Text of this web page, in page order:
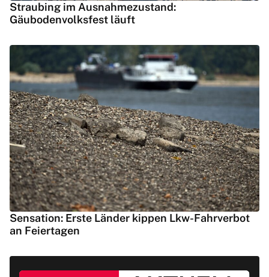
Straubing im Ausnahmezustand:
Gäubodenvolksfest läuft
Sensation: Erste Länder kippen Lkw-Fahrverbot
an Feiertagen